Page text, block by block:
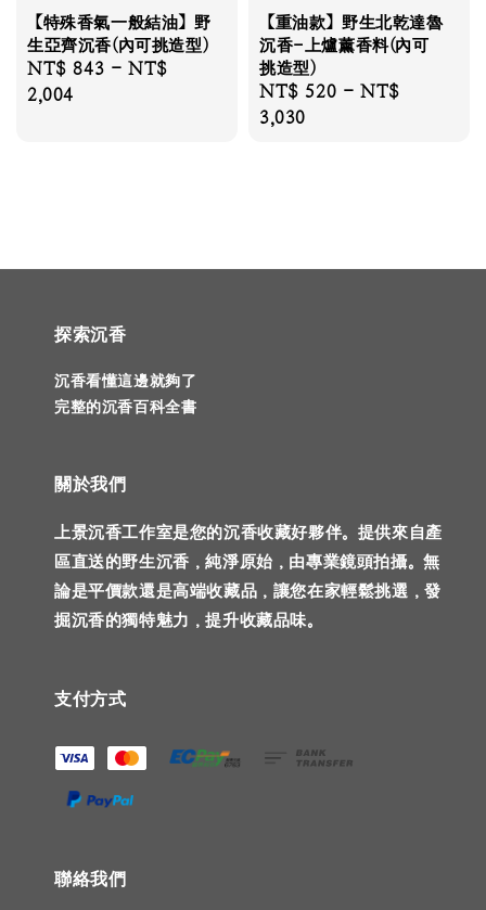
【特殊香氣一般結油】野
生亞齊沉香(內可挑造型)
Regular
price
NT$ 843 -NT$
2,004
【重油款】野生北乾達魯
沉香-上爐薰香料(內可
挑造型)
Regular
price
NT$ 520 -NT$
3,030
探索沉香
沉香看懂這邊就夠了
完整的沉香百科全書
關於我們
上景沉香工作室是您的沉香收藏好夥伴。提供來自產
區直送的野生沉香，純淨原始，由專業鏡頭拍攝。無
論是平價款還是高端收藏品，讓您在家輕鬆挑選，發
掘沉香的獨特魅力，提升收藏品味。
支付方式
聯絡我們